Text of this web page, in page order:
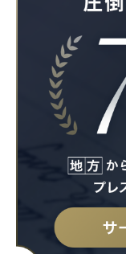
English